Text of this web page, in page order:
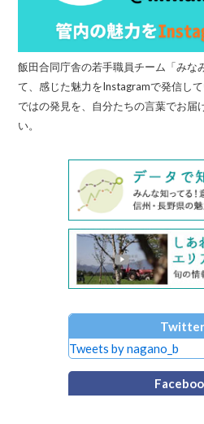
飯田合同庁舎の若手職員チーム「みな
て、感じた魅力をInstagramで発信し
ではの発見を、自分たちの言葉でお届
い。
Twitter
Tweets by nagano_b